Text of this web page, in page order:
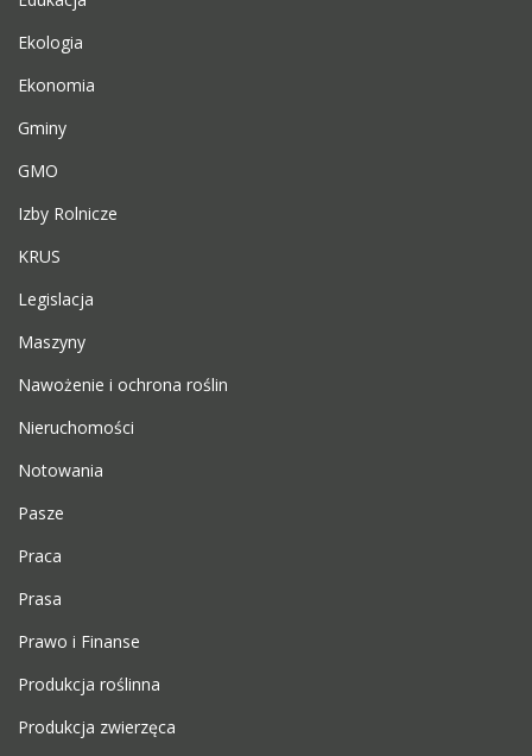
Ekologia
Ekonomia
Gminy
GMO
Izby Rolnicze
KRUS
Legislacja
Maszyny
Nawożenie i ochrona roślin
Nieruchomości
Notowania
Pasze
Praca
Prasa
Prawo i Finanse
Produkcja roślinna
Produkcja zwierzęca